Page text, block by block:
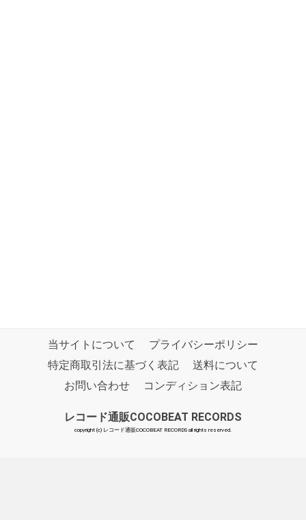
当サイトについて
プライバシーポリシー
特定商取引法に基づく表記
送料について
お問い合わせ
コンディション表記
レコード通販COCOBEAT RECORDS
copyright (c) レコード通販COCOBEAT RECORDS all rights reserved.